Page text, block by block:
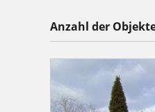
Anzahl der